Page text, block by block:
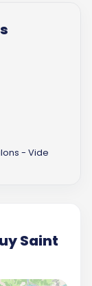
- Vide
Saint